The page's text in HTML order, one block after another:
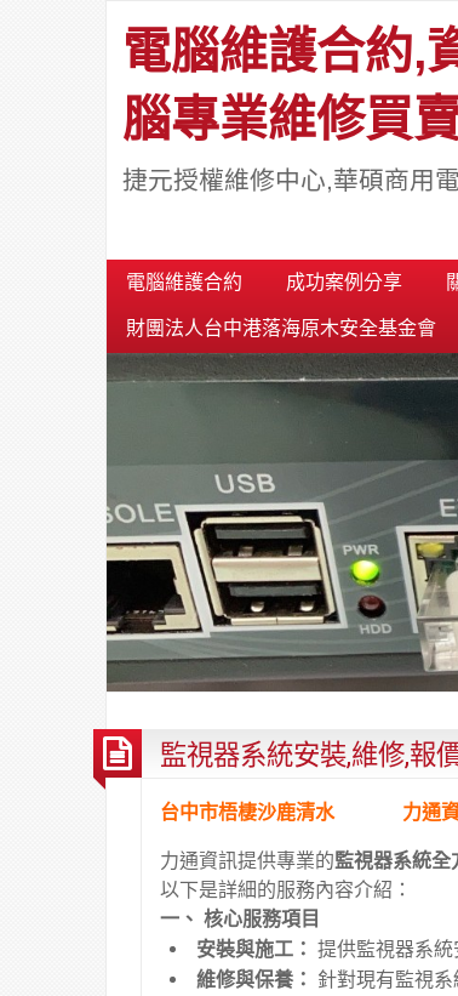
電腦維護合約,
腦專業維修買
捷元授權維修中心,華碩商用
電腦維護合約 成功案例分享
財團法人台中港落海原木安全基金會
監視器系統安裝,維修,報
台中市梧棲沙鹿清水 力通資
力通資訊提供專業的監視器系統全
以下是詳細的服務內容介紹：
一、 核心服務項目
安裝與施工： 提供監視器系
維修與保養： 針對現有監視